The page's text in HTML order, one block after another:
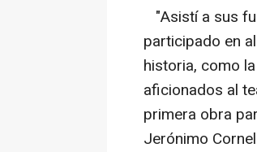
"Asistí a sus
participado en
historia, como
aficionados al
primera obra
Jerónimo